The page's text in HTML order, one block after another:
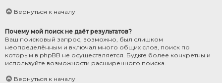
Вернуться к началу
Почему мой поиск не даёт результатов?
Ваш поисковый запрос, возможно, был слишком
неопределённым и включал много общих слов, поиск по
которым в phpBB не осуществляется. Будьте более конкретны и
используйте возможности расширенного поиска.
Вернуться к началу